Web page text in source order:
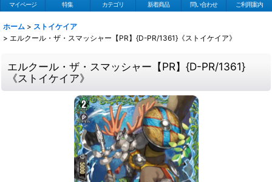
マイページ 特集 カテゴリ 新着商品 問い合わせ ご利用案内
ホーム > ストイケイア
> エルクール・ザ・スマッシャー【PR】{D-PR/1361}《ストイケイア》
エルクール・ザ・スマッシャー【PR】{D-PR/1361}
《ストイケイア》